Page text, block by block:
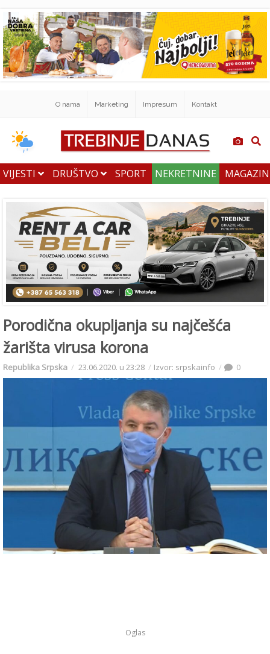
O nama Marketing Impresum Kontakt
VIJESTI DRUŠTVO SPORT NEKRETNINE
Porodična okupljanja su najčešća
žarišta virusa korona
Republika Srpska 23.06.2020. u 23:28 Izvor: srpskainfo 0
Oglas